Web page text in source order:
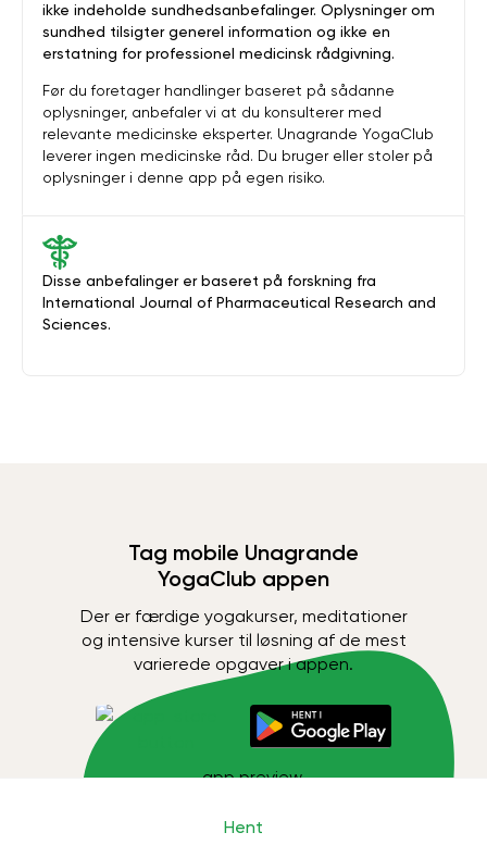
Disse anbefalinger er baseret på forskning fra
International Journal of Pharmaceutical Research and
Sciences.
ikke indeholde sundhedsanbefalinger. Oplysninger om
sundhed tilsigter generel information og ikke en
erstatning for professionel medicinsk rådgivning.
Før du foretager handlinger baseret på sådanne
oplysninger, anbefaler vi at du konsulterer med
relevante medicinske eksperter. Unagrande YogaClub
leverer ingen medicinske råd. Du bruger eller stoler på
oplysninger i denne app på egen risiko.
Tag mobile Unagrande
YogaClub appen
Der er færdige yogakurser, meditationer
og intensive kurser til løsning af de mest
varierede opgaver i appen.
Hent